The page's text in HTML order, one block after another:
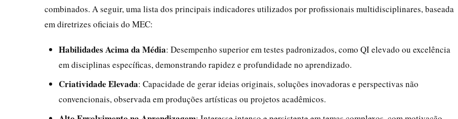
combinados. A seguir, uma lista dos principais indicadores utilizados por profissionais multidisciplinares, baseada
em diretrizes oficiais do MEC:
Habilidades Acima da Média: Desempenho superior em testes padronizados, como QI elevado ou excelência
em disciplinas específicas, demonstrando rapidez e profundidade no aprendizado.
Criatividade Elevada: Capacidade de gerar ideias originais, soluções inovadoras e perspectivas não
convencionais, observada em produções artísticas ou projetos acadêmicos.